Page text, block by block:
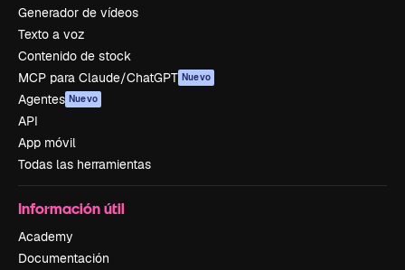
Generador de vídeos
Texto a voz
Contenido de stock
MCP para Claude/ChatGPT Nuevo
Agentes Nuevo
API
App móvil
Todas las herramientas
Información útil
Academy
Documentación